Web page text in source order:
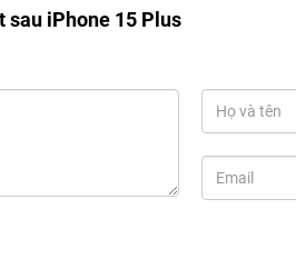
sau iPhone 15 Plus